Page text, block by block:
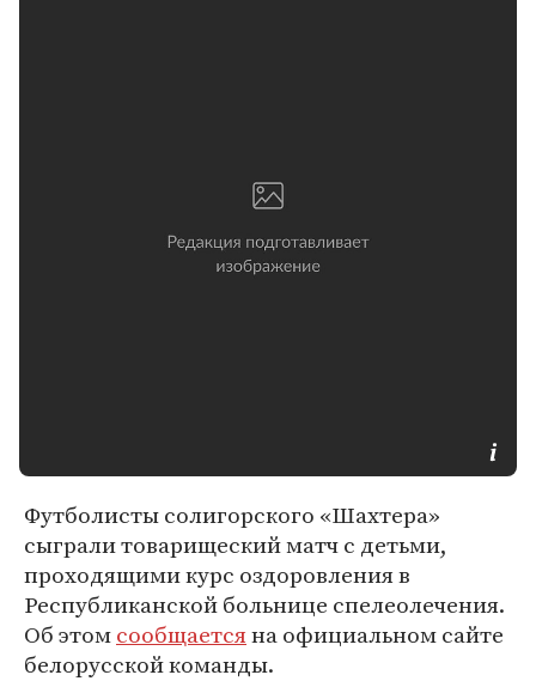
Футболисты солигорского «Шахтера»
сыграли товарищеский матч с детьми,
проходящими курс оздоровления в
Республиканской больнице спелеолечения.
Об этомсообщаетсяна официальном сайте
белорусской команды.